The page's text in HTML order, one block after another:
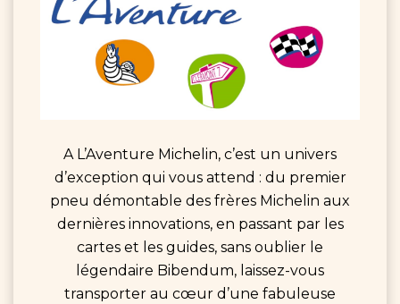
A L’Aventure Michelin, c’est un univers
d’exception qui vous attend : du premier
pneu démontable des frères Michelin aux
dernières innovations, en passant par les
cartes et les guides, sans oublier le
légendaire Bibendum, laissez-vous
transporter au cœur d’une fabuleuse